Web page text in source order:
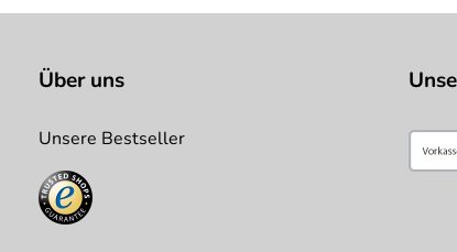
Über uns
Unsere Bestseller